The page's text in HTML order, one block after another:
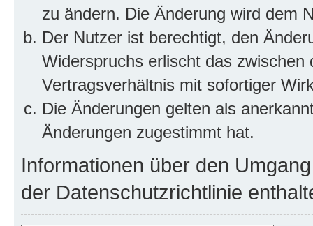
zu ändern. Die Änderung wird dem
Der Nutzer ist berechtigt, den
Widerspruchs erlischt das
Vertragsverhältnis mit sofortiger
Die Änderungen gelten als
Änderungen zugestimmt hat.
Informationen über den
der Datenschutzrichtlinie